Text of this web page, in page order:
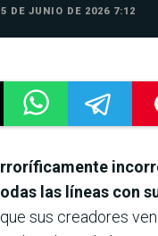
5 DE JUNIO DE 2026 7:12
las líneas con
sus creadores